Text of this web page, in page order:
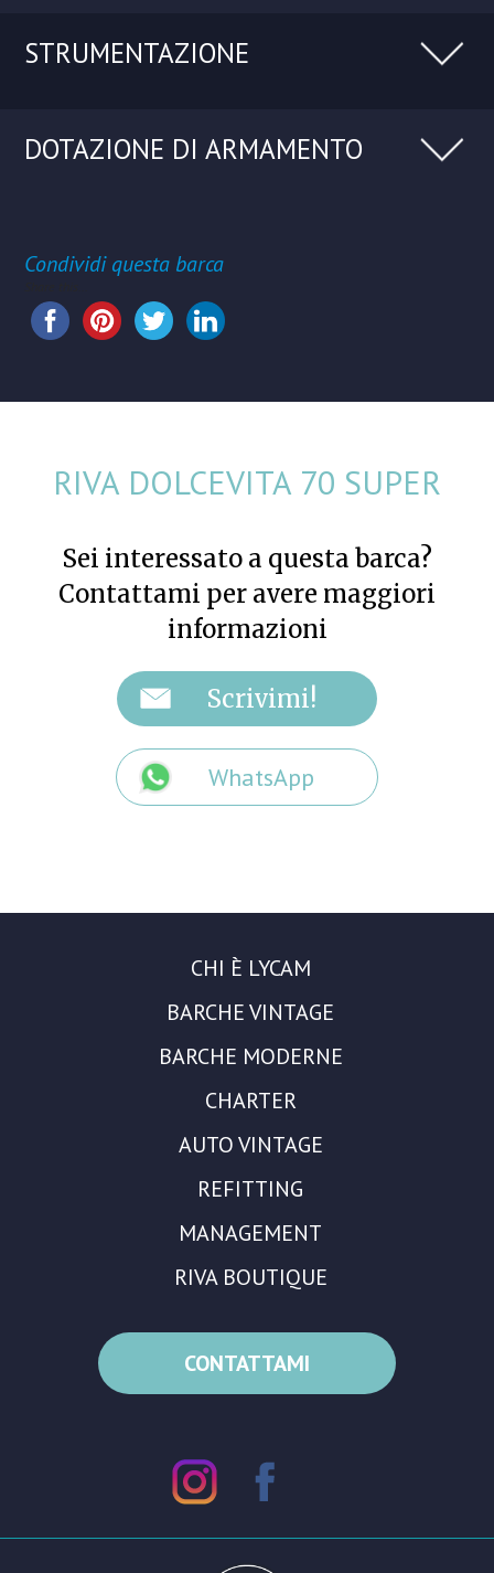
STRUMENTAZIONE
DOTAZIONE DI ARMAMENTO
Condividi questa barca
RIVA DOLCEVITA 70 SUPER
Sei interessato a questa barca?
Contattami per avere maggiori
informazioni
WhatsApp
CHI È LYCAM
BARCHE VINTAGE
BARCHE MODERNE
CHARTER
AUTO VINTAGE
REFITTING
MANAGEMENT
RIVA BOUTIQUE
CONTATTAMI